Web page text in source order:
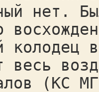
нет.
колодец
весь
(КС